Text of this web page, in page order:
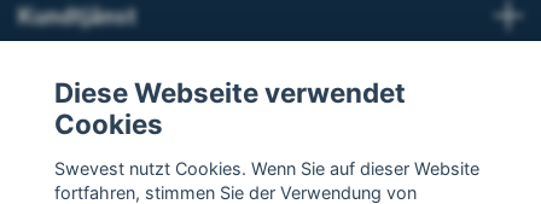
Kundtjänst
Weiterlesen
Social Media
Diese Webseite verwendet
Cookies
Swevest nutzt Cookies. Wenn Sie auf dieser Website
fortfahren, stimmen Sie der Verwendung von